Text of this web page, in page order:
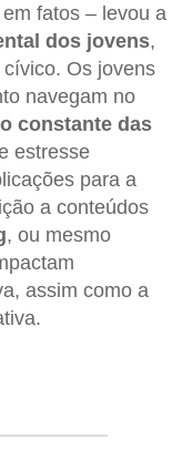
fatos – levou a
dos jovens,
Os jovens
navegam no
constante das
estresse
para a
a conteúdos
, ou mesmo
assim como a